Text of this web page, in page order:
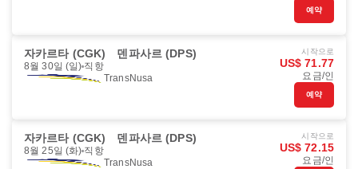
예약
자카르타 (CGK) 덴파사르 (DPS)
8월 30일 (일) 직항
TransNusa
시작으로
US$ 71.77
요금/인
예약
자카르타 (CGK) 덴파사르 (DPS)
8월 25일 (화) 직항
TransNusa
시작으로
US$ 72.15
요금/인